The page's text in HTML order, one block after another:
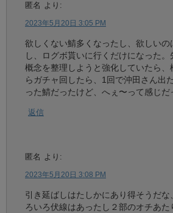
匿名 より:
2023年5月20日 3:05 PM
欲しくない鯖多くなったし、欲しいの
し、ログボ貰いに行くだけになった
概念を整理しようと強化していたら、
らガチャ回したら、1回で沖田さん出
った鯖だったけど、へぇ〜って感じだ
返信
匿名 より:
2023年5月20日 3:08 PM
引き延ばしはたしかにあり得そうだな
ろいろ伏線はあったし２部のオチあた